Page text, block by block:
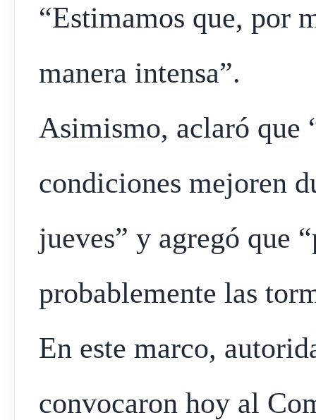
“Estimamos que, por
manera intensa”.
Asimismo, aclaró que
condiciones mejoren
jueves” y agregó que
probablemente las
En este marco,
convocaron hoy al